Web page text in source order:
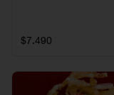
$7.490